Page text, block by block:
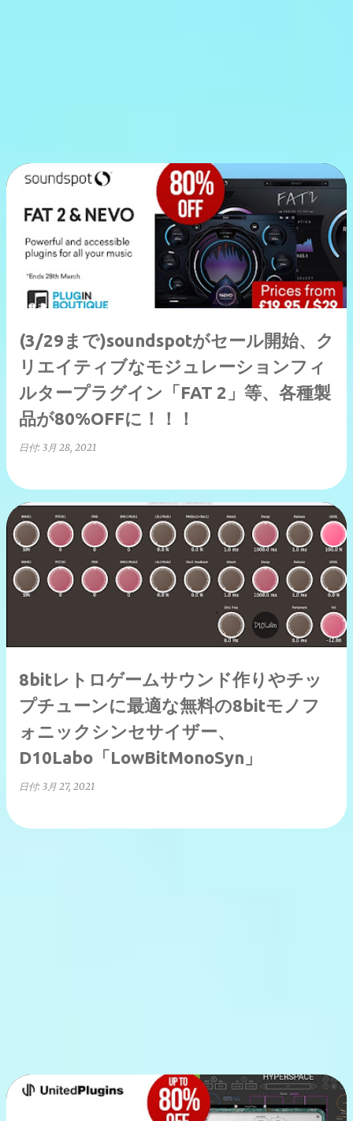
(3/29まで)soundspotがセール開始、ク
リエイティブなモジュレーションフィ
ルタープラグイン「FAT 2」等、各種製
品が80%OFFに！！！
日付: 3月 28, 2021
8bitレトロゲームサウンド作りやチッ
プチューンに最適な無料の8bitモノフ
ォニックシンセサイザー、
D10Labo「LowBitMonoSyn」
日付: 3月 27, 2021